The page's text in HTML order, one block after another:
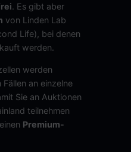
. Es gibt aber
von Linden Lab
Life), bei denen
werden.
werden
an einzelne
Sie an Auktionen
teilnehmen
Premium-